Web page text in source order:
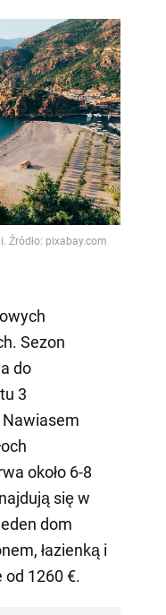
Sezon
do
3
około 6-8
się w
dom
łazienką i
od 1260 €.